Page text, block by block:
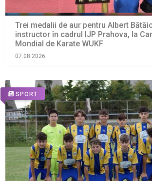
Trei medalii de aur pentru Albert
instructor în cadrul IJP Prahova, la
Mondial de Karate WUKF
07.08.2026
SPORT